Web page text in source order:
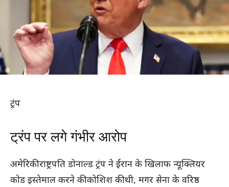
ट्रंप
ट्रंप पर लगे गंभीर आरोप
अमेरिकी राष्ट्रपति डोनाल्ड ट्रंप ने ईरान के खिलाफ न्यूक्लियर
कोड इस्तेमाल करने की कोशिश की थी, मगर सेना के वरिष्ठ